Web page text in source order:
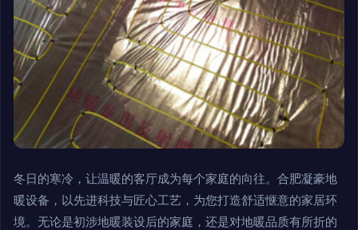
冬日的寒冷，让温暖的客厅成为每个家庭的向往。合肥凝豪地
暖设备，以先进科技与匠心工艺，为您打造舒适惬意的家居环
境。无论是初涉地暖装设后的家庭，还是对地暖品质有所折的